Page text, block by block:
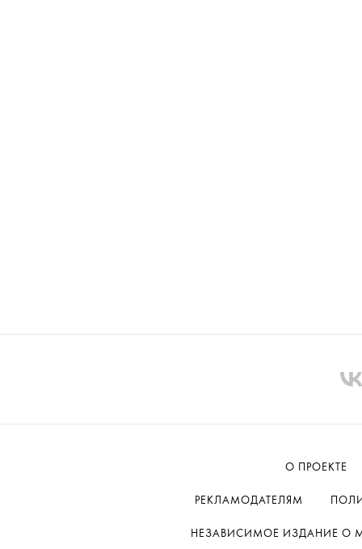
О ПРОЕКТЕ
РЕКЛАМОДАТЕЛЯМ
НЕЗАВИСИМОЕ ИЗДАНИЕ О